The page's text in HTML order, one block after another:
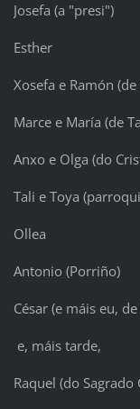
Josefa (a "presi")
Esther
Xosefa e Ramón
Marce e María (de
Anxo e Olga (do
Tali e Toya
Ollea
Antonio (Porriño)
César (e máis eu,
e, máis tarde,
Raquel (do Sagrado